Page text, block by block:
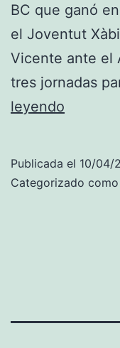
BC que ganó
el Joventut
Vicente ante el
tres jornadas
leyendo
Dénia
el
Publicada el 10/04/
Categorizado como